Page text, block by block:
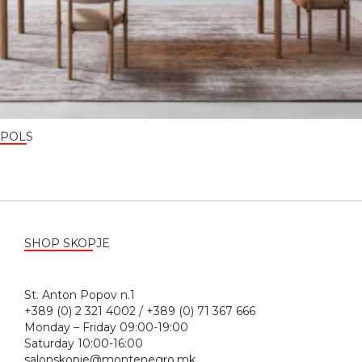
POLS
SHOP SKOPJE
St. Anton Popov n.1
+389 (0) 2 321 4002 / +389 (0) 71 367 666
Monday – Friday 09:00-19:00
Saturday 10:00-16:00